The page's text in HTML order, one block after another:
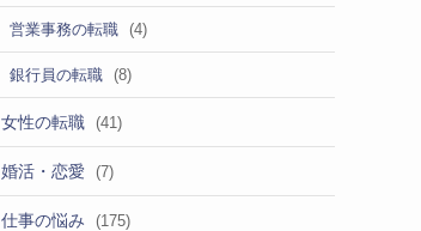
営業事務の転職 (4)
銀行員の転職 (8)
女性の転職 (41)
婚活・恋愛 (7)
仕事の悩み (175)